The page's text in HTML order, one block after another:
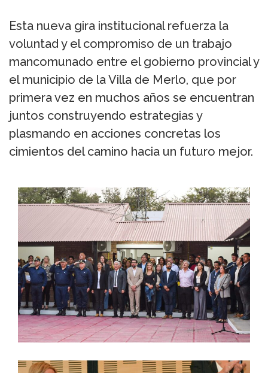
Esta nueva gira institucional refuerza la
voluntad y el compromiso de un trabajo
mancomunado entre el gobierno provincial y
el municipio de la Villa de Merlo, que por
primera vez en muchos años se encuentran
juntos construyendo estrategias y
plasmando en acciones concretas los
cimientos del camino hacia un futuro mejor.